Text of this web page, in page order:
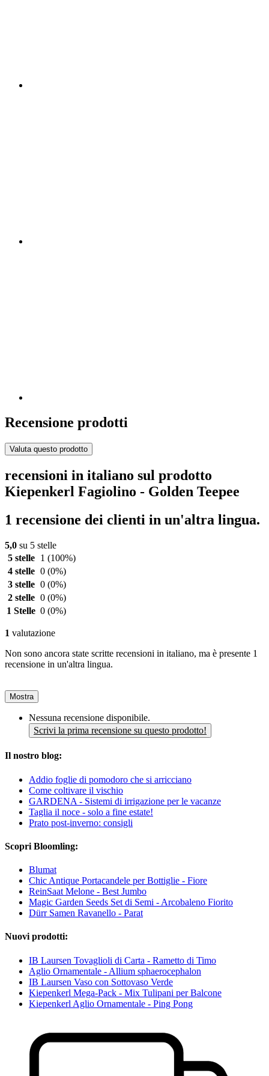
Recensione prodotti
Valuta questo prodotto
recensioni in italiano sul prodotto
Kiepenkerl Fagiolino - Golden Teepee
1 recensione dei clienti in un'altra lingua.
5,0 su 5 stelle
5 stelle
1 (100%)
4 stelle 0 (0%)
3 stelle 0 (0%)
2 stelle 0 (0%)
1 Stelle 0 (0%)
1 valutazione
Non sono ancora state scritte recensioni in italiano, ma è presente 1
recensione in un'altra lingua.
Mostra
Nessuna recensione disponibile.
Scrivi la prima recensione su questo prodotto!
Il nostro blog:
Addio foglie di pomodoro che si arricciano
Come coltivare il vischio
GARDENA - Sistemi di irrigazione per le vacanze
Taglia il noce - solo a fine estate!
Prato post-inverno: consigli
Scopri Bloomling:
Blumat
Chic Antique Portacandele per Bottiglie - Fiore
ReinSaat Melone - Best Jumbo
Magic Garden Seeds Set di Semi - Arcobaleno Fiorito
Dürr Samen Ravanello - Parat
Nuovi prodotti:
IB Laursen Tovaglioli di Carta - Rametto di Timo
Aglio Ornamentale - Allium sphaerocephalon
IB Laursen Vaso con Sottovaso Verde
Kiepenkerl Mega-Pack - Mix Tulipani per Balcone
Kiepenkerl Aglio Ornamentale - Ping Pong